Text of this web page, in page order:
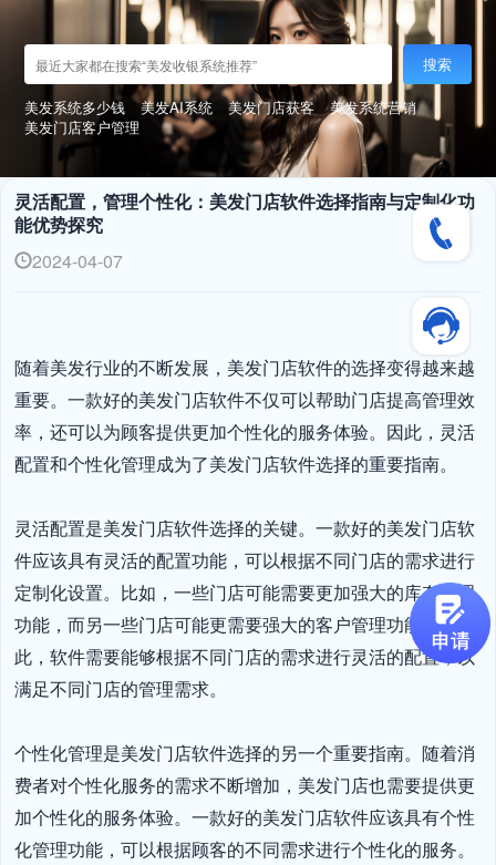
搜索
美发系统多少钱 美发AI系统 美发门店获客
美发系统营销
美发门店客户管理
灵活配置，管理个性化：美发门店软件选择指南与定制化功
能优势探究
2024-04-07
随着美发行业的不断发展，美发门店软件的选择变得越来越
重要。一款好的美发门店软件不仅可以帮助门店提高管理效
率，还可以为顾客提供更加个性化的服务体验。因此，灵活
配置和个性化管理成为了美发门店软件选择的重要指南。
灵活配置是美发门店软件选择的关键。一款好的美发门店软
件应该具有灵活的配置功能，可以根据不同门店的需求进行
定制化设置。比如，一些门店可能需要更加强大的库存管理
功能，而另一些门店可能更需要强大的客户管理功能。因
此，软件需要能够根据不同门店的需求进行灵活的配置，以
满足不同门店的管理需求。
个性化管理是美发门店软件选择的另一个重要指南。随着消
费者对个性化服务的需求不断增加，美发门店也需要提供更
加个性化的服务体验。一款好的美发门店软件应该具有个性
化管理功能，可以根据顾客的不同需求进行个性化的服务。